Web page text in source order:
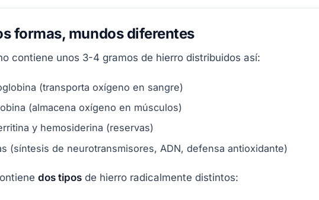
formas, mundos diferentes
contiene unos 3-4 gramos de hierro distribuidos así:
(transporta oxígeno en sangre)
(almacena oxígeno en músculos)
y hemosiderina (reservas)
(síntesis de neurotransmisores, ADN, defensa antioxidante)
dos tipos de hierro radicalmente distintos: